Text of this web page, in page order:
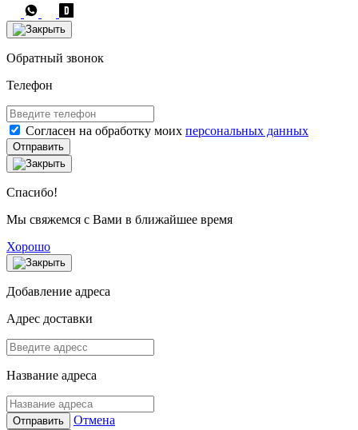
Обратный звонок
Телефон
Согласен на обработку моих персональных данных
Отправить
Спасибо!
Мы свяжемся с Вами в ближайшее время
Хорошо
Добавление адреса
Адрес доставки
Название адреса
Отправить Отмена